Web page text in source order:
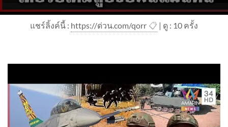
แชร์ลิ้งค์นี้ : https://ด่วน.com/qorr 📋 | ดู : 10 ครั้ง